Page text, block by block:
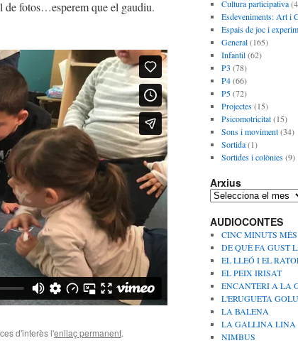
de fotos…esperem que el gaudiu.
d'interès l'enllaç permanent.
Cultura participativa
Esdeveniments: Art i
Espais de joc i
General(165)
Infantil(62)
P3 (78)
P4(66)
P5(72)
Projectes(15)
Psicomotricitat(15)
Sons i moviment(34)
Sortida(1)
Sortides i colònies(9)
Arxius
A
x
i
u
s
AUDIOCONTES
CINC MINUTS MÉS
DE QUÈ FA GUST
EL LLEÓ I EL
EL PEIX IRISAT
ENCANTERI A LA
L'ERUGUETA
LA BALENA
LA GALLINA LINA
NIMBUS